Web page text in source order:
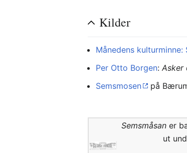
Kilder
Månedens kulturminne:
Per Otto Borgen:Asker
Semsmosen
på
Semsmåsan er
ut